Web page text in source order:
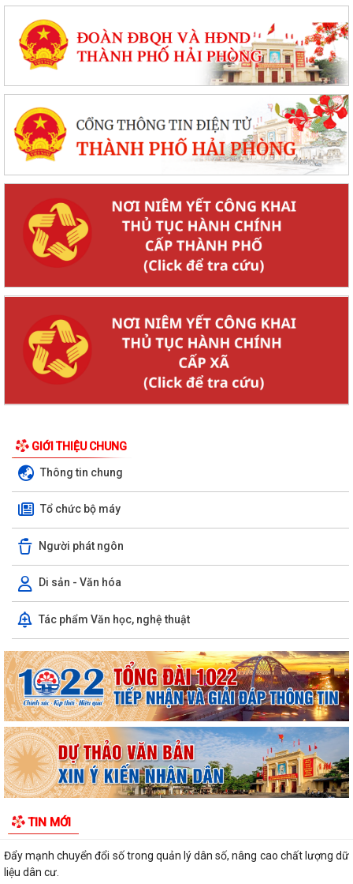
GIỚI THIỆU CHUNG
Thông tin chung
Tổ chức bộ máy
Người phát ngôn
Di sản - Văn hóa
Tác phẩm Văn học, nghệ thuật
TIN MỚI
Thông báo về việc hoãn lịch tiếp công dân định kỳ của Bí thư Đảng ủy,
Chủ tịch HĐND xã
KHAI MẠC GIẢI BÓNG ĐÁ U10 XÃ TRƯỜNG TÂN HÈ NĂM 2026
Xã Trường Tân triển khai chiến dịch làm sạch dữ liệu y tế và tạo lập Sổ
sức khỏe điện tử trên VNeID
Kỷ niệm 96 năm Ngày truyền thống ngành Tuyên giáo của Đảng
(01/8/1930 - 01/8/2026) Tiếp nối truyền...
THƯỢNG TÔN PHÁP LUẬT.
Đẩy mạnh chuyển đổi số trong quản lý dân số, nâng cao chất lượng dữ
liệu dân cư.